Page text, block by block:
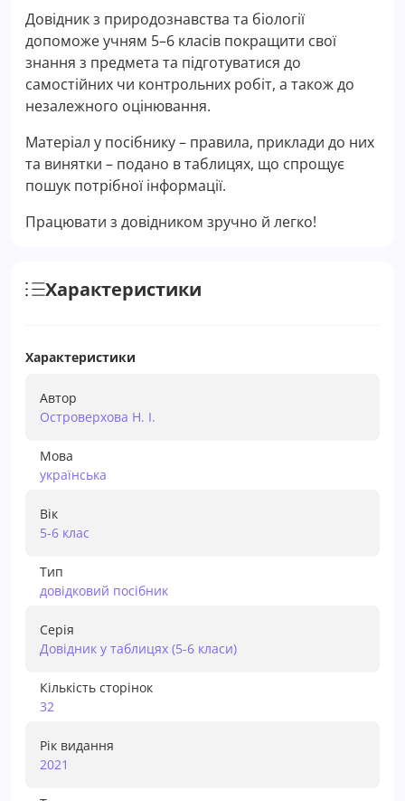
Довідник з природознавства та біології
допоможе учням 5–6 класів покращити свої
знання з предмета та підготуватися до
самостійних чи контрольних робіт, а також до
незалежного оцінювання.
Матеріал у посібнику – правила, приклади до них
та винятки – подано в таблицях, що спрощує
пошук потрібної інформації.
Працювати з довідником зручно й легко!
Характеристики
Характеристики
Автор
Островерхова Н. І.
Мова
українська
Вік
5-6 клас
Тип
довідковий посібник
Серія
Довідник у таблицях (5-6 класи)
Кількість сторінок
32
Рік видання
2021